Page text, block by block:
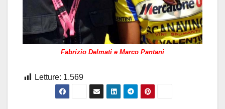
Fabrizio Delmati e Marco Pantani
Letture: 1.569